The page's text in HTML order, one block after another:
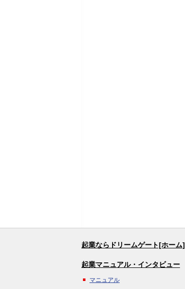
起業ならドリームゲート[ホーム]
起業マニュアル・インタビュー
マニュアル